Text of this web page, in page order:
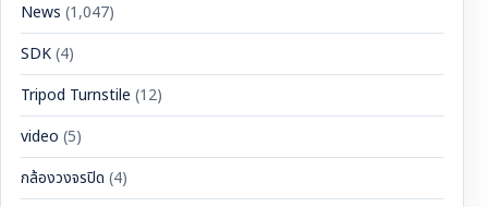
News (1,047)
SDK(4)
Tripod Turnstile (12)
video (5)
กล้องวงจรปิด (4)